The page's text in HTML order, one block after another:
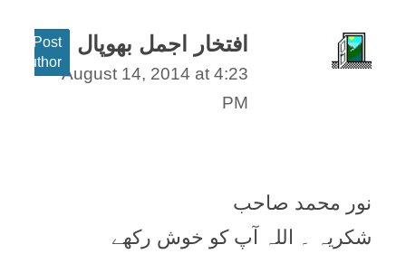
افتخار اجمل بھوپال
Post
author
August 14, 2014 at 4:23
PM
نور محمد صاحب
شکریہ ۔ اللہ آپ کو خوش رکھے